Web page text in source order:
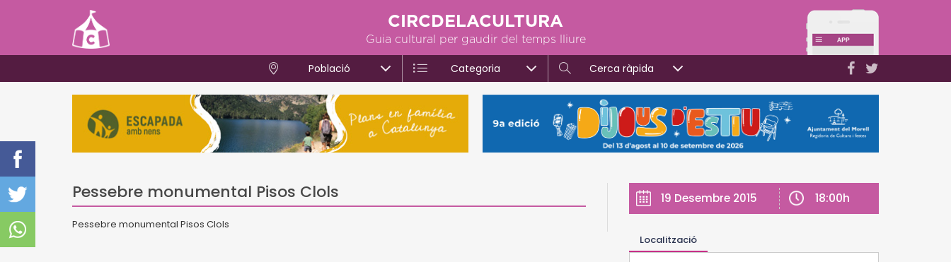
CIRCDELACULTURA
Guia cultural per gaudir del temps lliure
Població Categoria Cerca ràpida
Pessebre monumental Pisos Clols
Pessebre monumental Pisos Clols
19 Desembre 2015 18:00h
Localització